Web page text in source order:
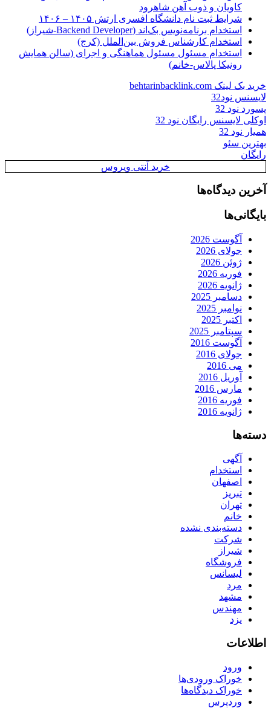
کاویان و ذوب آهن شاهرود
شرایط ثبت نام دانشگاه افسری ارتش ۱۴۰۵ – ۱۴۰۶
استخدام برنامه‌نویس بک‌اند (Backend Developer-شیراز)
استخدام کارشناس فروش بین‌الملل (کرج)
استخدام مسئول مسئول هماهنگی و اجرای (سالن همایش
رونیکا پالاس-خانم)
خرید بک لینک behtarinbacklink.com
لایسنس نود32
پسورد نود 32
اوکلی لایسنس رایگان نود 32
همیار نود 32
بهترین سئو
رایگان
خرید آنتی ویروس
آخرین دیدگاه‌ها
بایگانی‌ها
آگوست 2026
جولای 2026
ژوئن 2026
فوریه 2026
ژانویه 2026
دسامبر 2025
نوامبر 2025
اکتبر 2025
سپتامبر 2025
آگوست 2016
جولای 2016
می 2016
آوریل 2016
مارس 2016
فوریه 2016
ژانویه 2016
دسته‌ها
آگهی
استخدام
اصفهان
تبریز
تهران
خانم
دسته‌بندی نشده
شرکت
شیراز
فروشگاه
لیسانس
مرد
مشهد
مهندس
یزد
اطلاعات
ورود
خوراک ورودی‌ها
خوراک دیدگاه‌ها
وردپرس